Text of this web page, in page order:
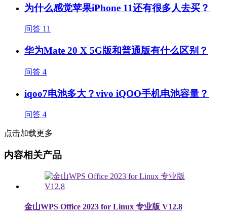
为什么感觉苹果iPhone 11还有很多人去买？
问答 11
华为Mate 20 X 5G版和普通版有什么区别？
问答 4
iqoo7电池多大？vivo iQOO手机电池容量？
问答 4
点击加载更多
内容相关产品
金山WPS Office 2023 for Linux 专业版 V12.8